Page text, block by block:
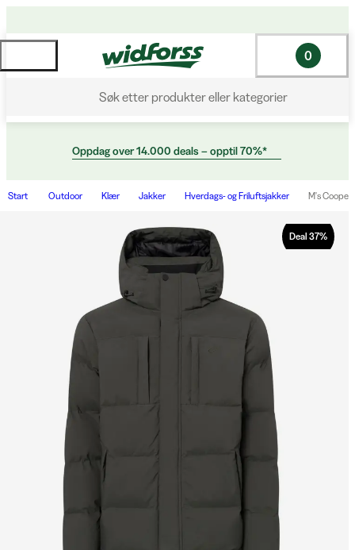
Søk etter produkter eller kategorier
0
Oppdag over 14.000 deals – opptil 70%*
Start Outdoor Klær Jakker Hverdags- og Friluftsjakker M's Cooper
Deal 37%